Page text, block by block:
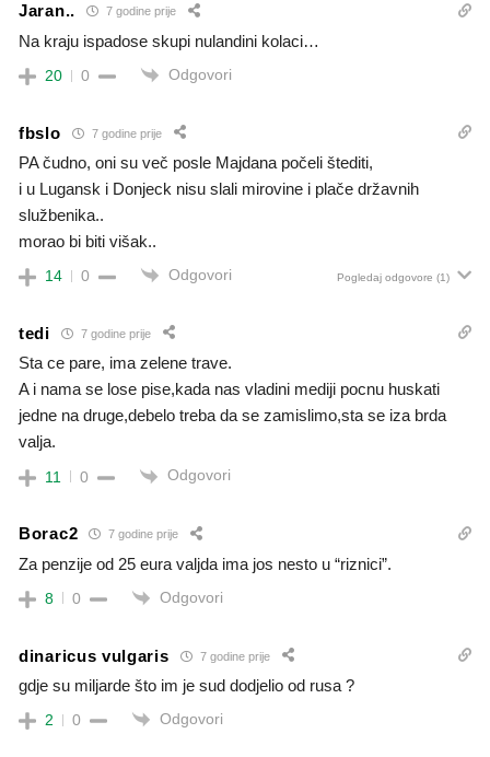
Jaran.. 7 godine prije
Na kraju ispadose skupi nulandini kolaci…
20 0 Odgovori
fbslo 7 godine prije
PA čudno, oni su več posle Majdana počeli štediti,
i u Lugansk i Donjeck nisu slali mirovine i plače državnih
službenika..
morao bi biti višak..
14 0 Odgovori Pogledaj odgovore (1)
tedi 7 godine prije
Sta ce pare, ima zelene trave.
A i nama se lose pise,kada nas vladini mediji pocnu huskati
jedne na druge,debelo treba da se zamislimo,sta se iza brda
valja.
11 0 Odgovori
Borac2 7 godine prije
Za penzije od 25 eura valjda ima jos nesto u “riznici”.
8 0 Odgovori
dinaricus vulgaris 7 godine prije
gdje su miljarde što im je sud dodjelio od rusa ?
2 0 Odgovori